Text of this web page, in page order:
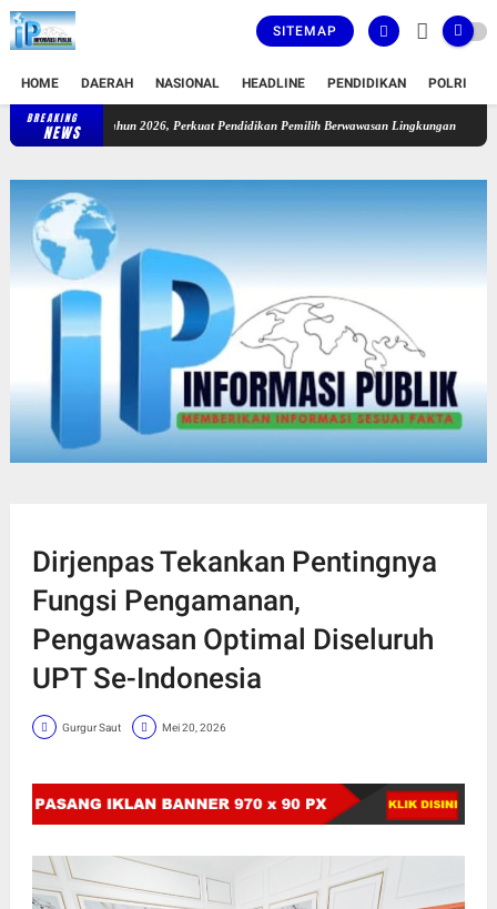
SITEMAP
HOME DAERAH NASIONAL HEADLINE PENDIDIKAN POLRI
BREAKING
NEWS KPU Provinsi Riau Luncurkan Sekolah Pemilu Hijau Tahun 2026,
Dirjenpas Tekankan Pentingnya
Fungsi Pengamanan,
Pengawasan Optimal Diseluruh
UPT Se-Indonesia
Gurgur Saut Mei 20, 2026